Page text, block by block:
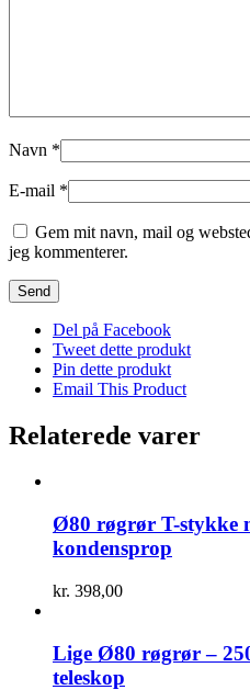
Navn *
E-mail *
Gem mit navn, mail og
jeg kommenterer.
Del på Facebook
Tweet dette produkt
Pin dette produkt
Email This Product
Relaterede varer
Ø80 røgrør T-stykke
kondensprop
kr. 398,00
Lige Ø80 røgrør –
teleskop